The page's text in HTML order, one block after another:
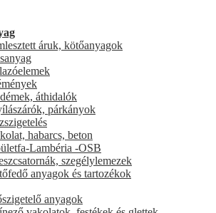
áruk, kötőanyagok
áthidalók
párkányok
habarcs, beton
Lambéria -OSB
szegélylemezek
anyagok és tartozékok
anyagok